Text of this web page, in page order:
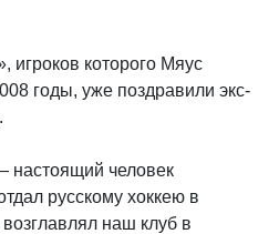
игроков которого Мяус
годы, уже поздравили экс-
настоящий человек
русскому хоккею в
наш клуб в